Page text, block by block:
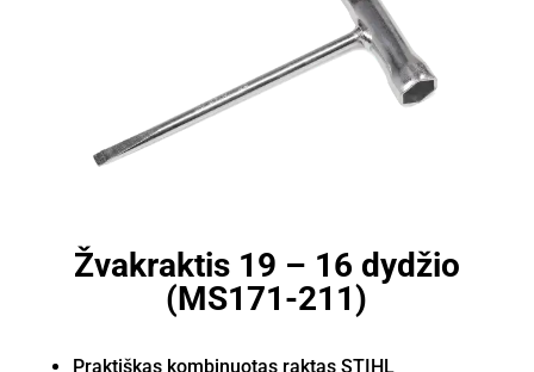
Žvakraktis 19 – 16 dydžio
(MS171-211)
Praktiškas kombinuotas raktas STIHL